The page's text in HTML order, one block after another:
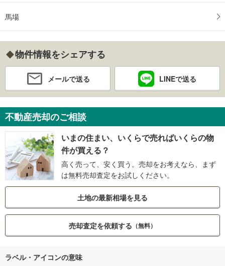
馬場
物件情報をシェアする
メールで送る LINEで送る
不動産売却のご相談
いまの住まい、いくらで売ればいくらの物
件が買える？
高く売って、安く買う。売却をお考えなら、まず
は無料売却査定をお試しください。
土地の最新相場を見る
売却査定を依頼する （無料）
ラベル・アイコンの意味